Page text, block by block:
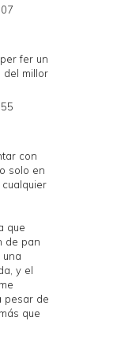
fer un
del millor
con
solo en
que
de pan
y el
pesar de
que